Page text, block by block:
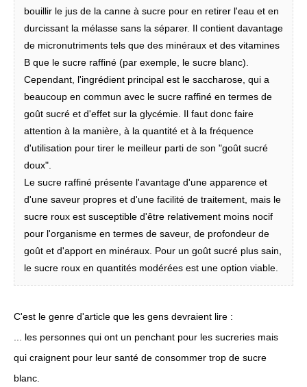
bouillir le jus de la canne à sucre pour en retirer l'eau et en
durcissant la mélasse sans la séparer. Il contient davantage
de micronutriments tels que des minéraux et des vitamines
B que le sucre raffiné (par exemple, le sucre blanc).
Cependant, l'ingrédient principal est le saccharose, qui a
beaucoup en commun avec le sucre raffiné en termes de
goût sucré et d'effet sur la glycémie. Il faut donc faire
attention à la manière, à la quantité et à la fréquence
d'utilisation pour tirer le meilleur parti de son "goût sucré
doux".
Le sucre raffiné présente l'avantage d'une apparence et
d'une saveur propres et d'une facilité de traitement, mais le
sucre roux est susceptible d'être relativement moins nocif
pour l'organisme en termes de saveur, de profondeur de
goût et d'apport en minéraux. Pour un goût sucré plus sain,
le sucre roux en quantités modérées est une option viable.
C'est le genre d'article que les gens devraient lire :
... les personnes qui ont un penchant pour les sucreries mais
qui craignent pour leur santé de consommer trop de sucre
blanc.